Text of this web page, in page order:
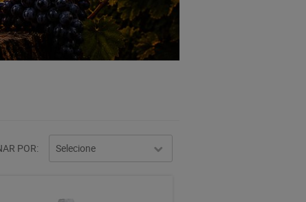
POR Selecione